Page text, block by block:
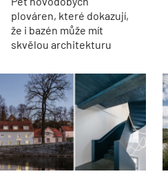
plováren, které dokazují,
že i bazén může mít
skvělou architekturu